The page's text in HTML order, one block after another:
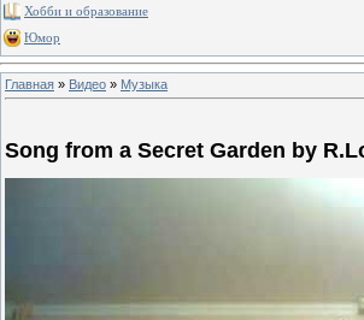
Хобби и образование
Юмор
Главная » Видео » Музыка
Song from a Secret Garden by